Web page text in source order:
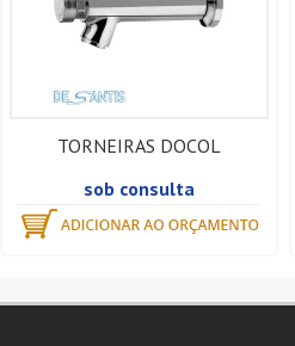
TORNEIRAS DOCOL
sob consulta